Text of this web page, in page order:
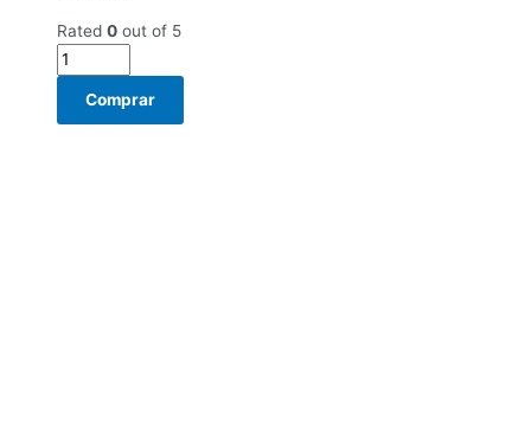
Rated 0 out of 5
Comprar